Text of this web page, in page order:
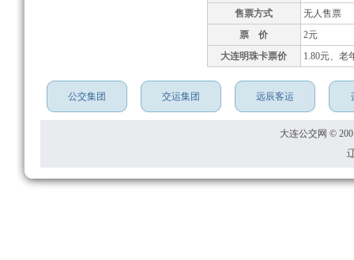
售票方式
无人售票
票 价
2元
大连明珠卡票价
1.80元、老
公交集团 交运集团 远辰客运
大连公交网 ©